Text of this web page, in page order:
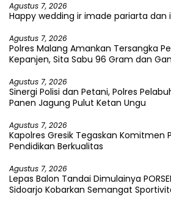
Agustus 7, 2026
Happy wedding ir imade pariarta dan
Agustus 7, 2026
Polres Malang Amankan Tersangka
Kepanjen, Sita Sabu 96 Gram dan
Agustus 7, 2026
Sinergi Polisi dan Petani, Polres
Panen Jagung Pulut Ketan Ungu
Agustus 7, 2026
Kapolres Gresik Tegaskan Komitmen
Pendidikan Berkualitas
Agustus 7, 2026
Lepas Balon Tandai Dimulainya
Sidoarjo Kobarkan Semangat